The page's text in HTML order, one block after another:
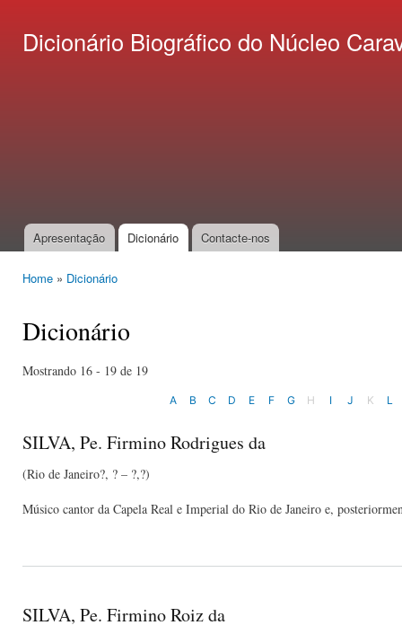
Dicionário Biográfico do Núcleo
Main menu
Apresentação Dicionário Contacte-nos
Home » Dicionário
Dicionário
Mostrando 16 - 19 de 19
A B C D E F G H I J K L
SILVA, Pe. Firmino Rodrigues da
(Rio de Janeiro?, ? – ?,?)
Músico cantor da Capela Real e Imperial do Rio de Janeiro e,
SILVA, Pe. Firmino Roiz da ​​​​​​​